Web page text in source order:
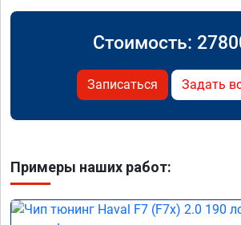
Стоимость:
Записаться Задать
Примеры наших работ: